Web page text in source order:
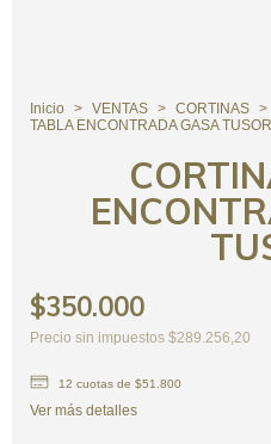
Inicio > VENTAS > CORTINAS >
TABLA ENCONTRADA GASA TUSOR
$350.000
Precio sin impuestos $289.256,20
12 cuotas de $51.800
Ver más detalles